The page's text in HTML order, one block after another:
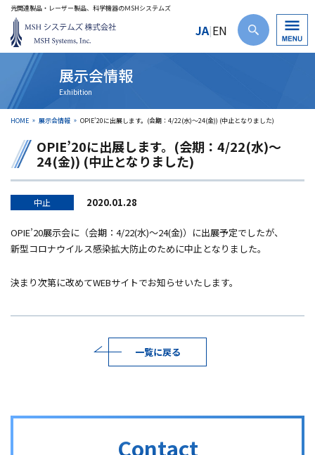
光関連製品・レーザー製品、科学機器のＭSHシステムズ
JA|EN
展示会情報
HOME 展示会情報 OPIE’20に出展します。(会期：4/22(水)～24(金)) (中止となりました)
OPIE’20に出展します。(会期：4/22(水)～
24(金)) (中止となりました)
中止 2020.01.28
OPIE’20展示会に（会期：4/22(水)～24(金)）に出展予定でしたが、
新型コロナウイルス感染拡大防止のために中止となりました。
決まり次第に改めてWEBサイトでお知らせいたします。
一覧に戻る